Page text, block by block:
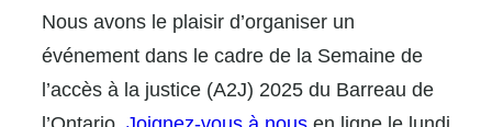
Nous avons le plaisir d’organiser un
événement dans le cadre de la Semaine de
l’accès à la justice (A2J) 2025 du Barreau de